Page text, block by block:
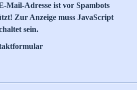
Mail-Adresse ist vor Spambots
Zur Anzeige muss JavaScript
sein.